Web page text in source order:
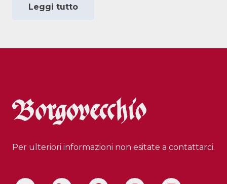
Leggi tutto
Per ulteriori informazioni non esitate a contattarci.